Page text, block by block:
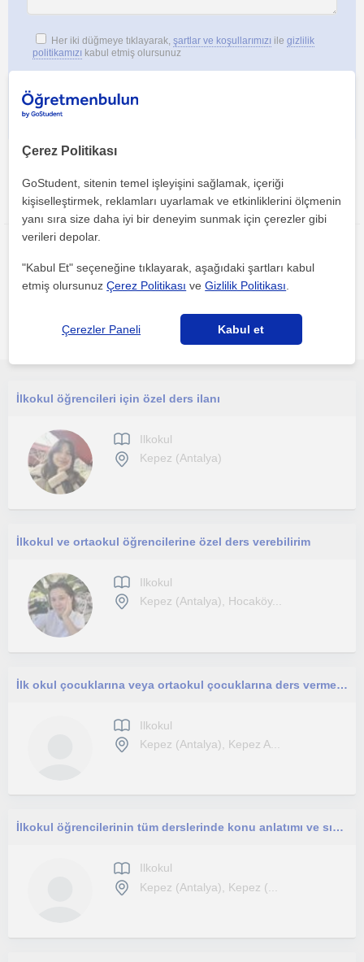
Her iki düğmeye tıklayarak, şartlar ve koşullarımızı ile gizlilik
politikamızı kabul etmiş olursunuz
Bu ilanı paylaş veya e-posta ile gönder
Kepez Antalya bölgesinde ilginizi çekebilecek diğer Ilkokul
öğretmenleri
İlkokul öğrencileri için özel ders ilanı
Ilkokul
Kepez (Antalya)
İlkokul ve ortaokul öğrencilerine özel ders verebilirim
Ilkokul
Kepez (Antalya), Hocaköy...
İlk okul çocuklarına veya ortaokul çocuklarına ders vermek. Antalya da yaşıyorum
Ilkokul
Kepez (Antalya), Kepez A...
İlkokul öğrencilerinin tüm derslerinde konu anlatımı ve sınavlar,ödev gibi konularda destek vermek isterim
Ilkokul
Kepez (Antalya), Kepez (...
Çerez Politikası
GoStudent, sitenin temel işleyişini sağlamak, içeriği
kişiselleştirmek, reklamları uyarlamak ve etkinliklerini ölçmenin
yanı sıra size daha iyi bir deneyim sunmak için çerezler gibi
verileri depolar.
"Kabul Et" seçeneğine tıklayarak, aşağıdaki şartları kabul
etmiş olursunuzÇerez Politikası veGizlilik Politikası
Çerezler Paneli Kabul et